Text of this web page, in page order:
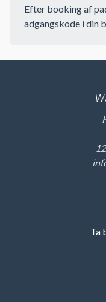
Efter booking af
adgangskode i din
Ta